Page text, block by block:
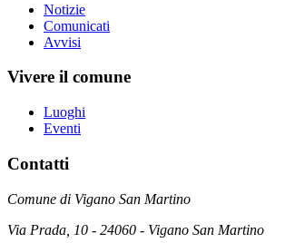
Notizie
Comunicati
Avvisi
Vivere il comune
Luoghi
Eventi
Contatti
Comune di Vigano San Martino
Via Prada, 10 - 24060 - Vigano San Martino